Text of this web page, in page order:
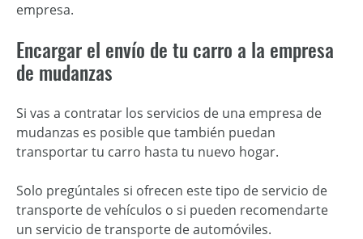
empresa.
Encargar el envío de tu carro a la empresa
de mudanzas
Si vas a contratar los servicios de una empresa de
mudanzas es posible que también puedan
transportar tu carro hasta tu nuevo hogar.
Solo pregúntales si ofrecen este tipo de servicio de
transporte de vehículos o si pueden recomendarte
un servicio de transporte de automóviles.